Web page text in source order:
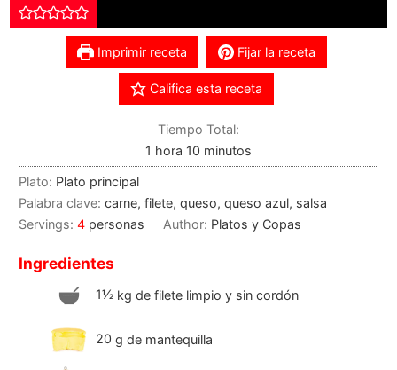
Imprimir receta Fijar la receta
Califica esta receta
Tiempo Total:
1 hora 10 minutos
Plato: Plato principal
Palabra clave: carne, filete, queso, queso azul, salsa
Servings: 4 personas Author: Platos y Copas
Ingredientes
1½ kg de filete limpio y sin cordón
20 g de mantequilla